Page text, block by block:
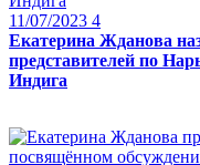
11/07/2023 4
Екатерина Жданова
представителей по
Индига